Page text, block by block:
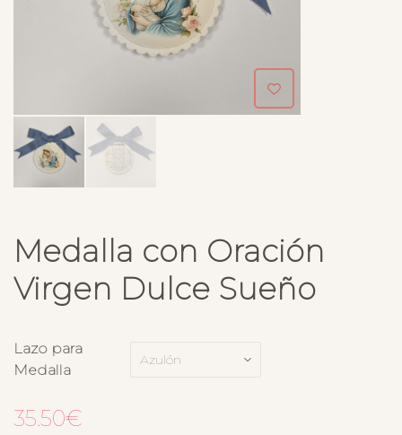
Medalla con Oración
Virgen Dulce Sueño
Lazo para
Medalla
35.50€